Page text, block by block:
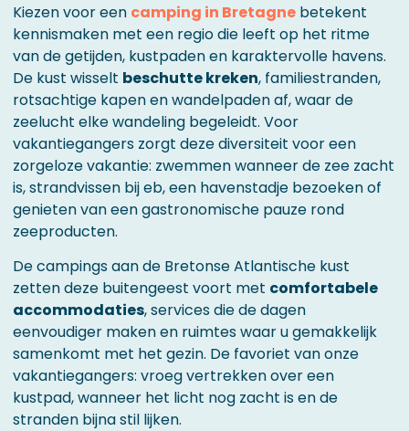
Kiezen voor een camping in Bretagne betekent
kennismaken met een regio die leeft op het ritme
van de getijden, kustpaden en karaktervolle havens.
De kust wisselt beschutte kreken, familiestranden,
rotsachtige kapen en wandelpaden af, waar de
zeelucht elke wandeling begeleidt. Voor
vakantiegangers zorgt deze diversiteit voor een
zorgeloze vakantie: zwemmen wanneer de zee zacht
is, strandvissen bij eb, een havenstadje bezoeken of
genieten van een gastronomische pauze rond
zeeproducten.
De campings aan de Bretonse Atlantische kust
zetten deze buitengeest voort met comfortabele
accommodaties, services die de dagen
eenvoudiger maken en ruimtes waar u gemakkelijk
samenkomt met het gezin. De favoriet van onze
vakantiegangers: vroeg vertrekken over een
kustpad, wanneer het licht nog zacht is en de
stranden bijna stil lijken.